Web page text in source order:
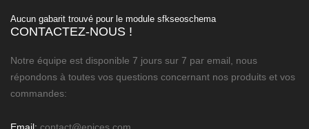
Aucun gabarit trouvé pour le module sfkseoschema
CONTACTEZ-NOUS !
Notre équipe est disponible 7 jours sur 7 par email, nous
répondons à toutes vos questions concernant nos produits et vos
commandes: